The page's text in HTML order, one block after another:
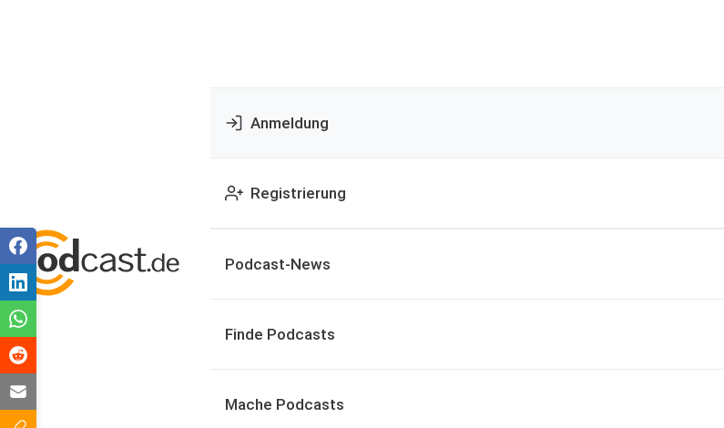
Anmeldung
Registrierung
Podcast-News
Finde Podcasts
Mache Podcasts